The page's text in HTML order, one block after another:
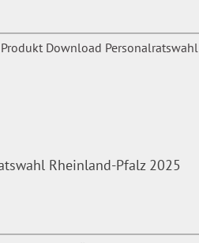
sowie die Anleitung zur
Rheinland-Pfalz 2025